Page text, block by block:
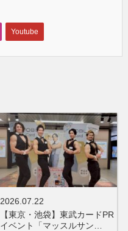
Youtube
2026.07.22
【東京・池袋】東武カードPR
イベント「マッスルサン…